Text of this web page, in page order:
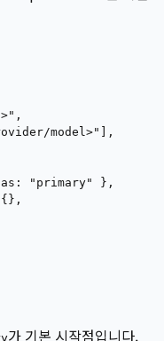
model>"],
"primary" },
가 기본 시작점입니다.